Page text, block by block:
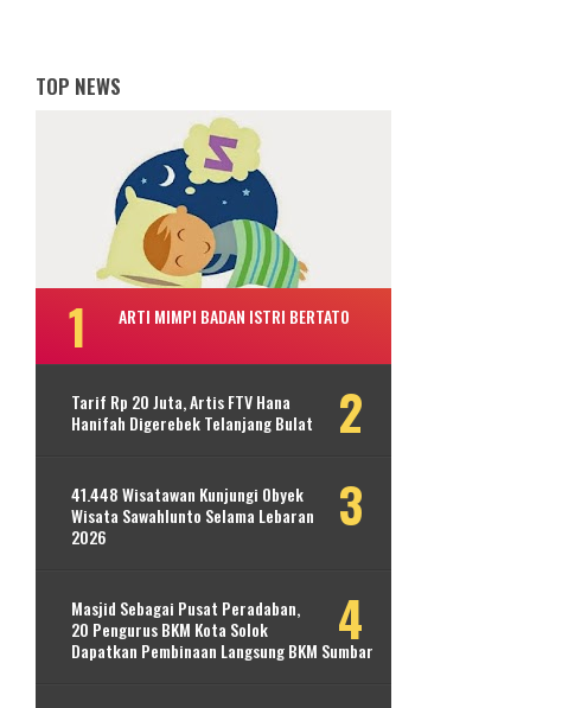
TOP NEWS
ARTI MIMPI BADAN ISTRI BERTATO
Tarif Rp 20 Juta, Artis FTV Hana
Hanifah Digerebek Telanjang Bulat
41.448 Wisatawan Kunjungi Obyek
Wisata Sawahlunto Selama Lebaran
2026
Masjid Sebagai Pusat Peradaban,
20 Pengurus BKM Kota Solok
Dapatkan Pembinaan Langsung BKM Sumbar